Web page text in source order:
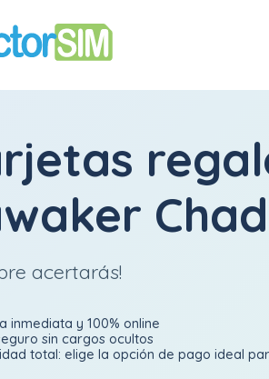
Chad
acertarás!
inmediata y 100% online
sin cargos ocultos
total: elige la opción de pago ideal